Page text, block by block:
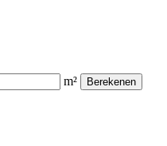
m² Berekenen